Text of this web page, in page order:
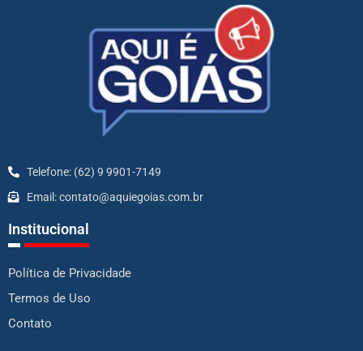
Telefone: (62) 9 9901-7149
Email: contato@aquiegoias.com.br
Institucional
Política de Privacidade
Termos de Uso
Contato